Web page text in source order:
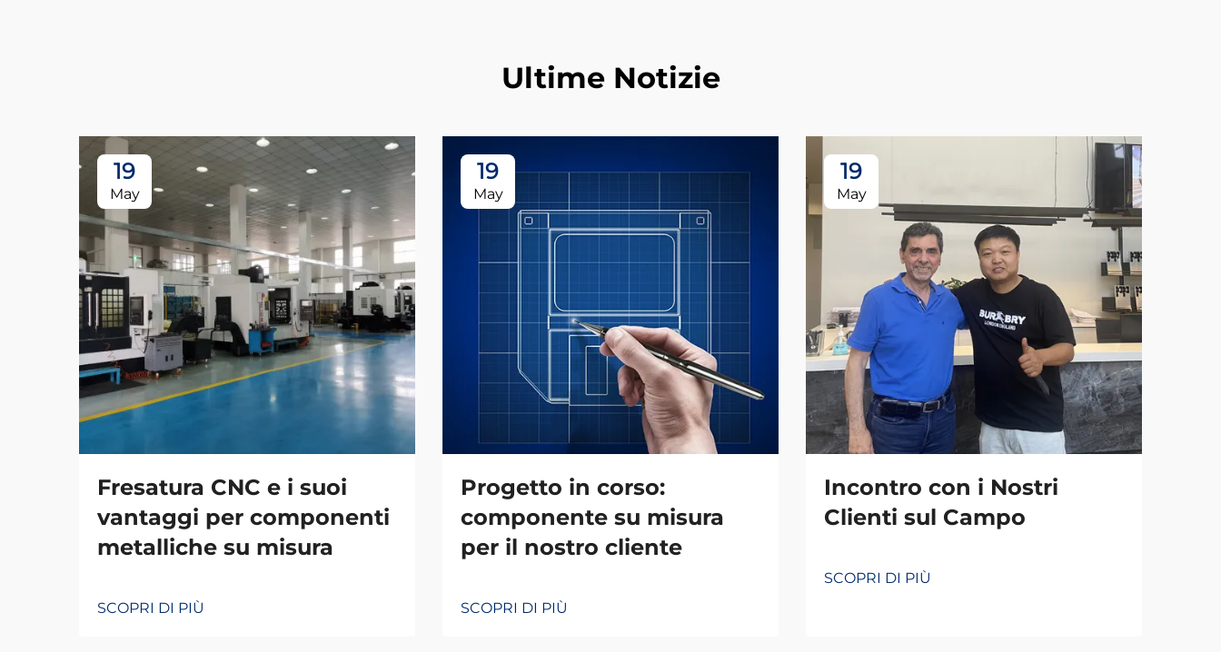
Ultime Notizie
19
May
Fresatura CNC e i suoi
vantaggi per componenti
metalliche su misura
SCOPRI DI PIÙ
19
May
Progetto in corso:
componente su misura
per il nostro cliente
SCOPRI DI PIÙ
19
May
Incontro con i Nostri
Clienti sul Campo
SCOPRI DI PIÙ